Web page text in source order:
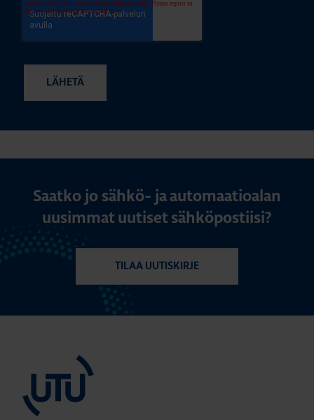
Saatko jo sähkö- ja automaatioalan
uusimmat uutiset sähköpostiisi?
TILAA UUTISKIRJE